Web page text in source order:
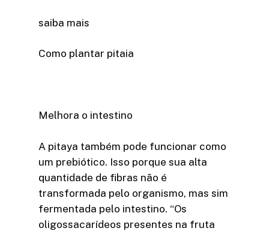
saiba mais
Como plantar pitaia
Melhora o intestino
A pitaya também pode funcionar como
um prebiótico. Isso porque sua alta
quantidade de fibras não é
transformada pelo organismo, mas sim
fermentada pelo intestino. “Os
oligossacarídeos presentes na fruta